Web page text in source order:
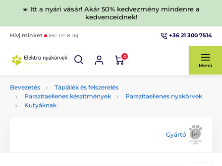
☀️ Itt a nyári vásár! Akár 50% kedvezmény mindenre a
kedvenceidnek!
Hívj minket (Hé-Pé 8-16) +36 21 300 7514
0
Menü
Bevezetés
Táplálék és felszerelés
Parazitaellenes készítmények
Parazitaellenes nyakörvek
Kutyáknak
Gyártó